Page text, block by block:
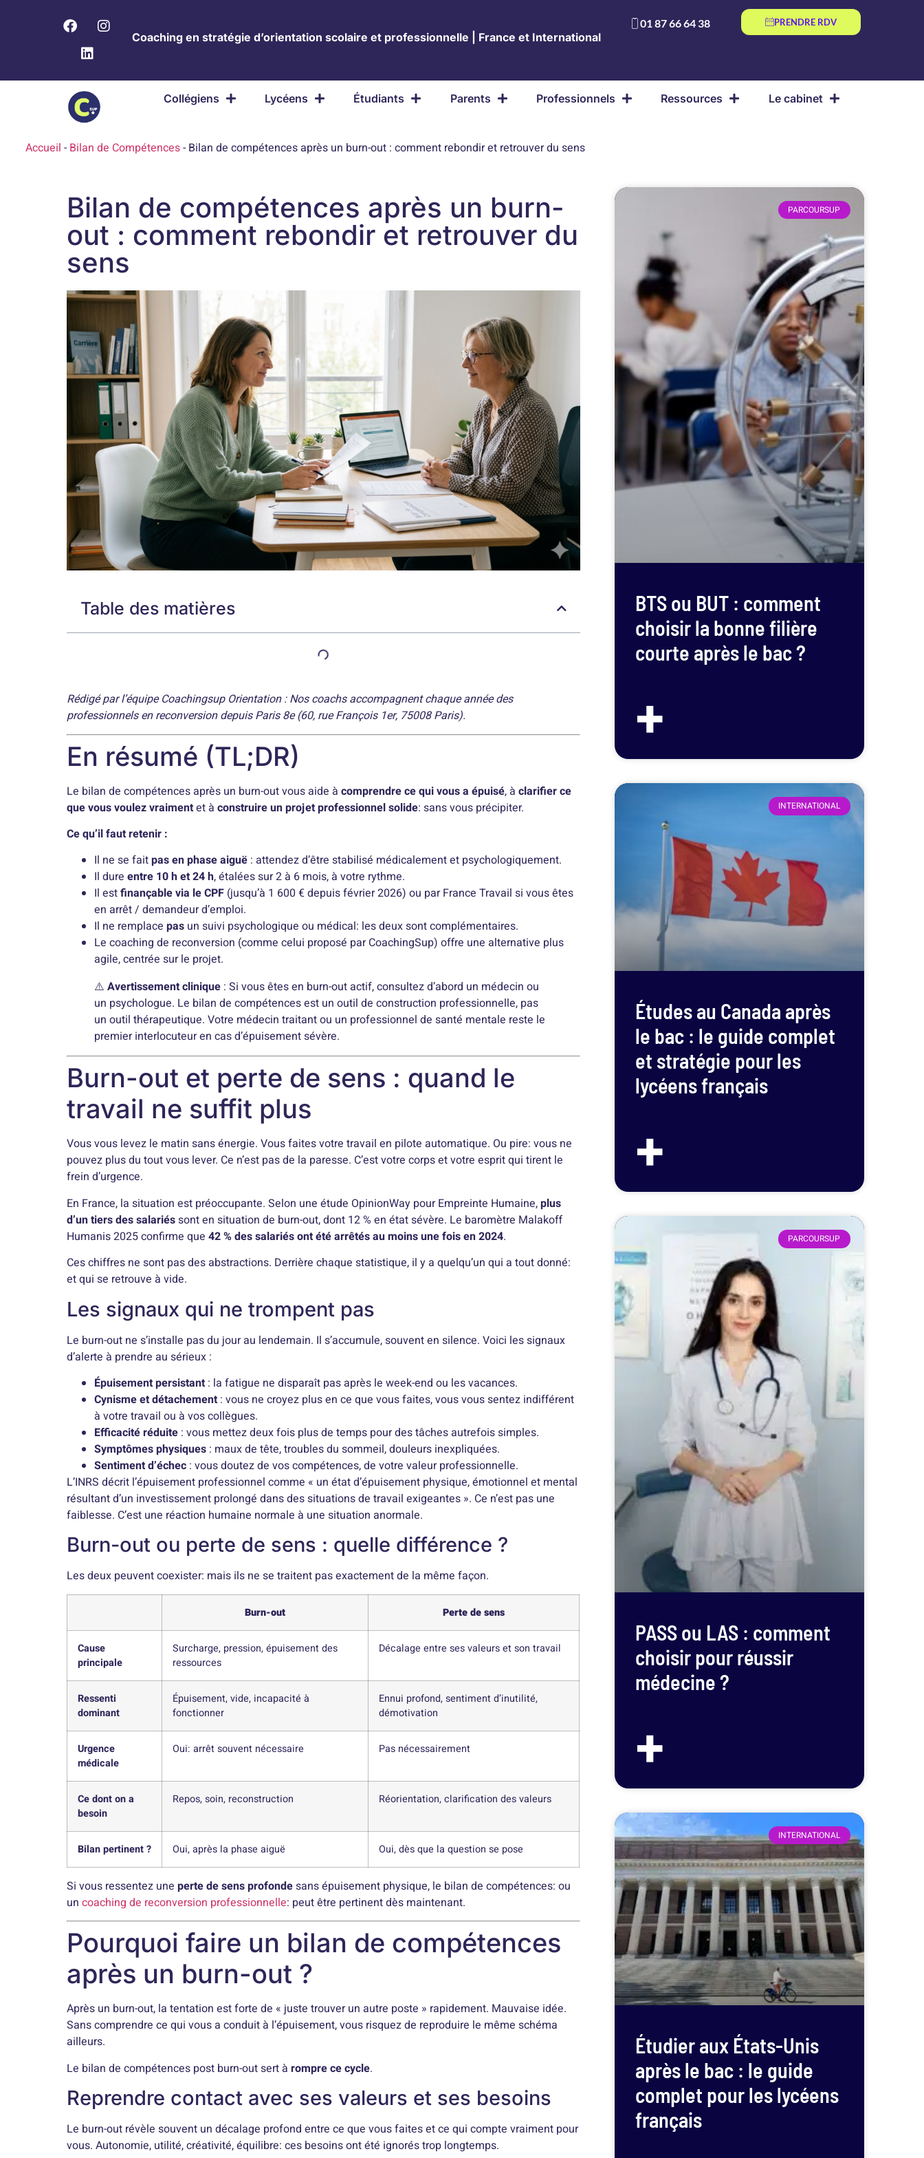
Coaching en stratégie d’orientation scolaire et professionnelle | France et International
01 87 66 64 38 PRENDRE RDV
Collégiens Lycéens Étudiants Parents Professionnels Ressources Le cabinet
Accueil - Bilan de Compétences- Bilan de compétences après un burn-out : comment rebondir et retrouver du sens
Bilan de compétences après un burn-
out : comment rebondir et retrouver du
sens
Table des matières
Rédigé par l’équipe Coachingsup Orientation : Nos coachs accompagnent chaque année des
professionnels en reconversion depuis Paris 8e (60, rue François 1er, 75008 Paris).
En résumé (TL;DR)
Le bilan de compétences après un burn-out vous aide àcomprendre ce qui vous a épuisé, àclarifier ce
que vous voulez vraimentet àconstruire un projet professionnel solide: sans vous précipiter.
Ce qu’il faut retenir :
Il ne se faitpas en phase aiguë : attendez d’être stabilisé médicalement et psychologiquement.
Il dureentre 10 h et 24 h, étalées sur 2 à 6 mois, à votre rythme.
Il estfinançable via le CPF (jusqu’à 1 600 € depuis février 2026) ou par France Travail si vous êtes
en arrêt / demandeur d’emploi.
Il ne remplacepas un suivi psychologique ou médical: les deux sont complémentaires.
Le coaching de reconversion (comme celui proposé par CoachingSup) offre une alternative plus
agile, centrée sur le projet.
⚠️Avertissement clinique : Si vous êtes en burn-out actif, consultez d’abord un médecin ou
un psychologue. Le bilan de compétences est un outil de construction professionnelle, pas
un outil thérapeutique. Votre médecin traitant ou un professionnel de santé mentale reste le
premier interlocuteur en cas d’épuisement sévère.
Burn-out et perte de sens : quand le
travail ne suffit plus
Vous vous levez le matin sans énergie. Vous faites votre travail en pilote automatique. Ou pire: vous ne
pouvez plus du tout vous lever. Ce n’est pas de la paresse. C’est votre corps et votre esprit qui tirent le
frein d’urgence.
En France, la situation est préoccupante. Selon une étude OpinionWay pour Empreinte Humaine,plus
d’un tiers des salariéssont en situation de burn-out, dont 12 % en état sévère. Le baromètre Malakoff
Humanis 2025 confirme que42 % des salariés ont été arrêtés au moins une fois en 2024.
Ces chiffres ne sont pas des abstractions. Derrière chaque statistique, il y a quelqu’un qui a tout donné:
et qui se retrouve à vide.
Les signaux qui ne trompent pas
Le burn-out ne s’installe pas du jour au lendemain. Il s’accumule, souvent en silence. Voici les signaux
d’alerte à prendre au sérieux :
Épuisement persistant : la fatigue ne disparaît pas après le week-end ou les vacances.
Cynisme et détachement : vous ne croyez plus en ce que vous faites, vous vous sentez indifférent
à votre travail ou à vos collègues.
Efficacité réduite : vous mettez deux fois plus de temps pour des tâches autrefois simples.
Symptômes physiques : maux de tête, troubles du sommeil, douleurs inexpliquées.
Sentiment d’échec : vous doutez de vos compétences, de votre valeur professionnelle.
L’INRS décrit l’épuisement professionnel comme « un état d’épuisement physique, émotionnel et mental
résultant d’un investissement prolongé dans des situations de travail exigeantes ». Ce n’est pas une
faiblesse. C’est une réaction humaine normale à une situation anormale.
Burn-out ou perte de sens : quelle différence ?
Les deux peuvent coexister: mais ils ne se traitent pas exactement de la même façon.
Burn-out Perte de sens
Cause
principale
Surcharge, pression, épuisement des
ressources
Décalage entre ses valeurs et son travail
Ressenti
dominant
Épuisement, vide, incapacité à
fonctionner
Ennui profond, sentiment d’inutilité,
démotivation
Urgence
médicale
Oui: arrêt souvent nécessaire Pas nécessairement
Ce dont on a
besoin
Repos, soin, reconstruction Réorientation, clarification des valeurs
Bilan pertinent ? Oui, après la phase aiguë Oui, dès que la question se pose
Si vous ressentez uneperte de sens profondesans épuisement physique, le bilan de compétences: ou
uncoaching de reconversion professionnelle: peut être pertinent dès maintenant.
Pourquoi faire un bilan de compétences
après un burn-out ?
Après un burn-out, la tentation est forte de « juste trouver un autre poste » rapidement. Mauvaise idée.
Sans comprendre ce qui vous a conduit à l’épuisement, vous risquez de reproduire le même schéma
ailleurs.
Le bilan de compétences post burn-out sert àrompre ce cycle.
Reprendre contact avec ses valeurs et ses besoins
Le burn-out révèle souvent un décalage profond entre ce que vous faites et ce qui compte vraiment pour
vous. Autonomie, utilité, créativité, équilibre: ces besoins ont été ignorés trop longtemps.
PARCOURSUP
BTS ou BUT : comment
choisir la bonne filière
courte après le bac ?
+
INTERNATIONAL
Études au Canada après
le bac : le guide complet
et stratégie pour les
lycéens français
+
PARCOURSUP
PASS ou LAS : comment
choisir pour réussir
médecine ?
+
INTERNATIONAL
Étudier aux États-Unis
après le bac : le guide
complet pour les lycéens
français